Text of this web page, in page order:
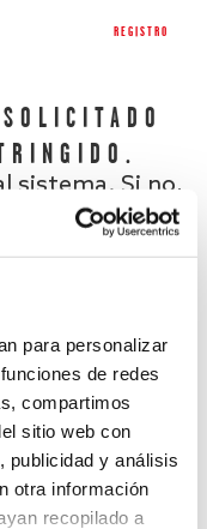
para personalizar
de redes
compartimos
sitio web con
publicidad y análisis
otra información
recopilado a
REGISTRO
sistema. Si no,